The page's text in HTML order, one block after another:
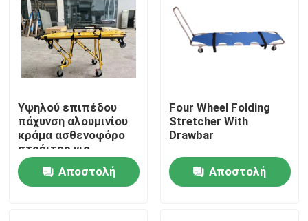
Σπίτι
Προϊόντα
Υψηλού επιπέδου
πάχυνση αλουμινίου
κράμα ασθενοφόρο
στρέιτερ για
διάσωση έκτακτης
ανάγκης με
ρυθμιζόμενο ύψος
Αποστολή
Four Wheel Folding
Stretcher With
Drawbar
Αποστολή